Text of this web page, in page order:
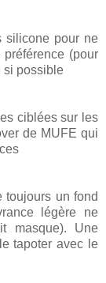
silicone pour ne
(pour
si possible
ciblées sur les
de MUFE qui
toujours un fond
légère ne
masque). Une
tapoter avec le